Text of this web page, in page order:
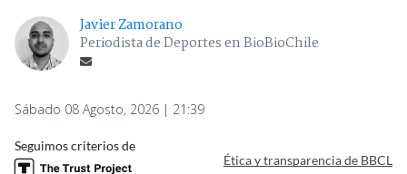
Javier Zamorano
Periodista de Deportes en BioBioChile
Sábado 08 Agosto, 2026 | 21:39
Seguimos criterios de
Ética y transparencia de BBCL